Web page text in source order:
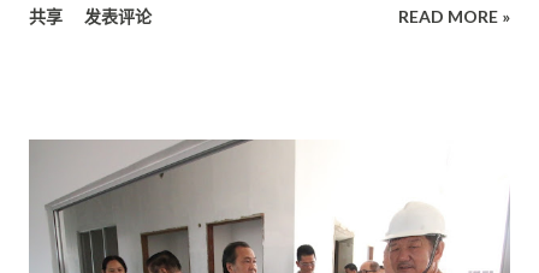
室、圖書館及辦公室等。
移交儀式上受訪時稱， 阿邦佐哈里是一位不可多得的親民首長，
刻要求依循世俗規范行事。 必須弄清楚前因后果再下定論，切勿
根据自己的主觀判斷事物。 “無論做什么事，做好自己最重要。
千万不要把自己想象得太重要， 也不要把自己抬得太高。因為做
好自己就已經夠忙一輩了。” 對他而言，無論是在朝或在野，都
共享 发表评论 READ MORE »